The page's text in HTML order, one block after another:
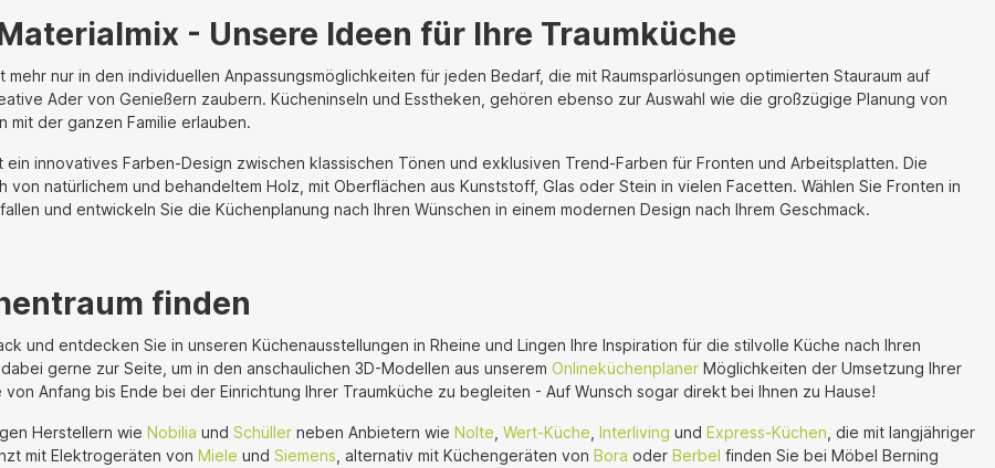
- Unsere Ideen für Ihre Traumküche
nur in den individuellen Anpassungsmöglichkeiten für jeden Bedarf, die mit Raumsparlösungen optimierten Stauraum auf
Ader von Genießern zaubern. Kücheninseln und Esstheken, gehören ebenso zur Auswahl wie die großzügige Planung von
mit der ganzen Familie erlauben.
innovatives Farben-Design zwischen klassischen Tönen und exklusiven Trend-Farben für Fronten und Arbeitsplatten. Die
natürlichem und behandeltem Holz, mit Oberflächen aus Kunststoff, Glas oder Stein in vielen Facetten. Wählen Sie Fronten in
und entwickeln Sie die Küchenplanung nach Ihren Wünschen in einem modernen Design nach Ihrem Geschmack.
finden
und entdecken Sie in unseren Küchenausstellungen in Rheine und Lingen Ihre Inspiration für die stilvolle Küche nach Ihren
gerne zur Seite, um in den anschaulichen 3D-Modellen aus unserem Onlineküchenplaner Möglichkeiten der Umsetzung Ihrer
Anfang bis Ende bei der Einrichtung Ihrer Traumküche zu begleiten - Auf Wunsch sogar direkt bei Ihnen zu Hause!
Herstellern wie Nobilia und Schüller neben Anbietern wie Nolte Wert-Küche Interliving und Express-Küchen , die mit langjähriger
mit Elektrogeräten von Miele und Siemens , alternativ mit Küchengeräten von Bora oder Berbel finden Sie bei Möbel Berning